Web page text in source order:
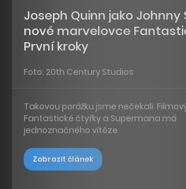
Joseph Quinn jako Johnny
nové marvelovce
První kroky
Foto: 20th Century Studios
Takovou porážku jsme nečekali.
Fantastické čtyřky a Supermana má
jednoznačného vítěze
Zobrazit článek